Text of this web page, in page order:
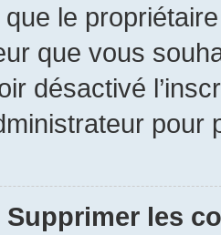
le
que vous
désactivé
les